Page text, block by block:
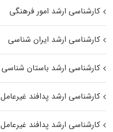
کارشناسی ارشد امور فرهنگی
کارشناسی ارشد ایران شناسی
کارشناسی ارشد باستان شناسی
کارشناسی ارشد پدافند غیرعامل
کارشناسی ارشد پدافند غیرعامل ۲